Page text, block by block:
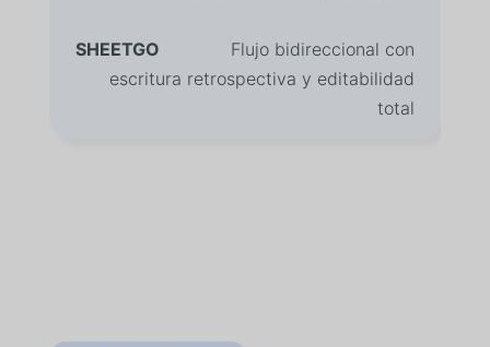
Flujo bidireccional con
escritura retrospectiva y editabilidad
total